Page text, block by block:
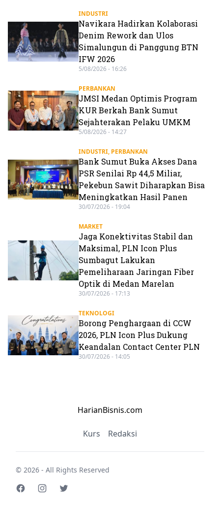
INDUSTRI
Navikara Hadirkan Kolaborasi
Denim Rework dan Ulos
Simalungun di Panggung BTN
IFW 2026
5/08/2026 - 16:26
PERBANKAN
JMSI Medan Optimis Program
KUR Berkah Bank Sumut
Sejahterakan Pelaku UMKM
5/08/2026 - 14:27
INDUSTRI, PERBANKAN
Bank Sumut Buka Akses Dana
PSR Senilai Rp 44,5 Miliar,
Pekebun Sawit Diharapkan Bisa
Meningkatkan Hasil Panen
30/07/2026 - 19:04
MARKET
Jaga Konektivitas Stabil dan
Maksimal, PLN Icon Plus
Sumbagut Lakukan
Pemeliharaan Jaringan Fiber
Optik di Medan Marelan
30/07/2026 - 17:13
TEKNOLOGI
Borong Penghargaan di CCW
2026, PLN Icon Plus Dukung
Keandalan Contact Center PLN
30/07/2026 - 14:05
HarianBisnis.com
Kurs Redaksi
© 2026 - All Rights Reserved